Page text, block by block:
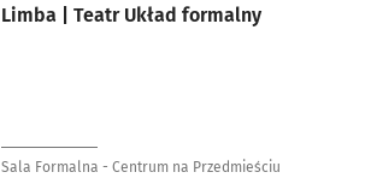
Limba | Teatr Układ formalny
Sala Formalna - Centrum na Przedmieściu